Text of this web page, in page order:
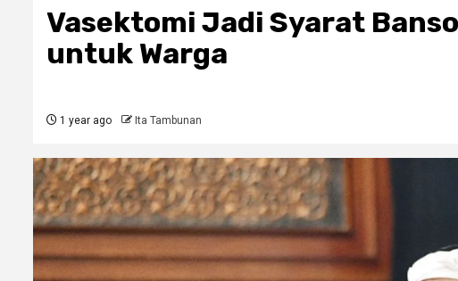
Vasektomi Jadi Syarat
untuk Warga
1 year ago Ita Tambunan